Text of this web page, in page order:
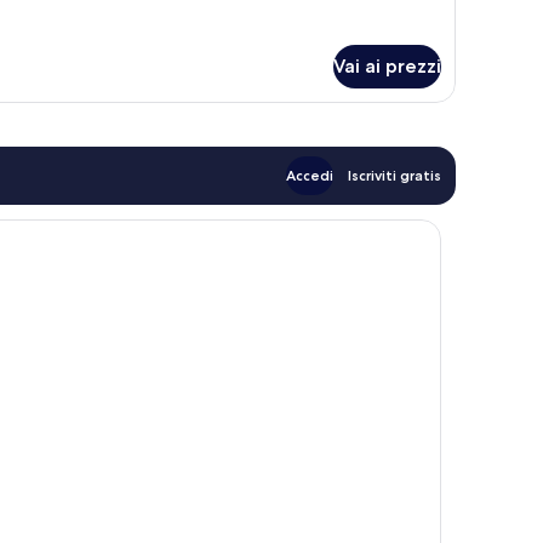
Vai ai prezzi
Accedi Iscriviti gratis